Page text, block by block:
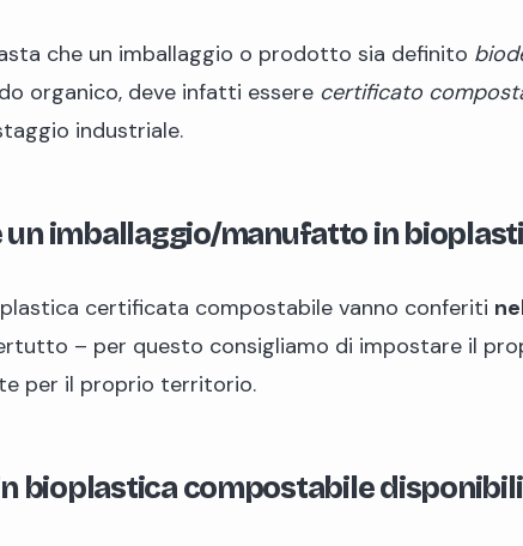
che un imballaggio o prodotto sia definito
organico, deve infatti essere certificato
industriale.
imballaggio/manufatto in
certificata compostabile vanno conferiti
– per questo consigliamo di impostare il
per il proprio territorio.
bioplastica compostabile